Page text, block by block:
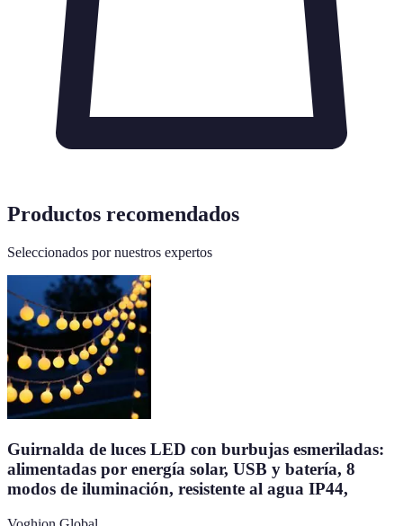
Productos recomendados
Seleccionados por nuestros expertos
Guirnalda de luces LED con burbujas esmeriladas:
alimentadas por energía solar, USB y batería, 8
modos de iluminación, resistente al agua IP44,